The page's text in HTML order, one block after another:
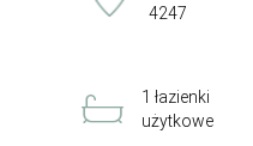
4247
1 łazienki
użytkowe